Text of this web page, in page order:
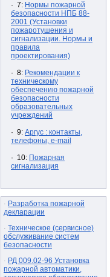
· 7: Нормы пожарной
безопасности НПБ 88-
2001 (Установки
пожаротушения и
сигнализации. Нормы и
правила
проектирования)
· 8: Рекомендации к
техническому
обеспечению пожарной
безопасности
образовательных
учреждений
· 9: Аргус : контакты,
телефоны, e-mail
· 10: Пожарная
сигнализация
· Разработка пожарной
декларации
· Техническое (сервисное)
обслуживание систем
безопасности
· РД 009.02-96 Установка
пожарной автоматики,